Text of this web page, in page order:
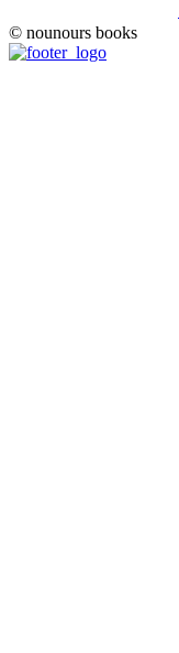
© nounours books